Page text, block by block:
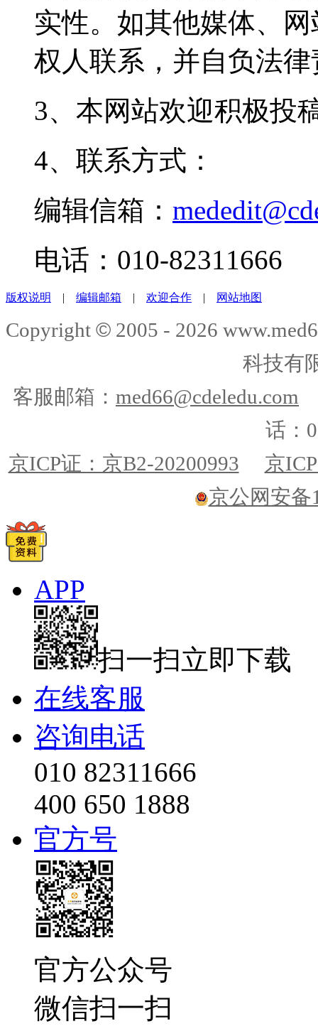
实性。如其他媒体、
权人联系，并自负法
3、本网站欢迎积极投
4、联系方式：
编辑信箱：
电话：010-82311666
版权说明 | 编辑邮箱 | 欢迎合作 | 网站地图
Copyright © 2005 - 2026
科技有
客服邮箱： med66@cdeledu.com
话：
京ICP证：京B2-20200993
京
京公网安备
APP
扫一扫立即下载
在线客服
咨询电话
010 82311666
400 650 1888
官方号
官方公众号
微信扫一扫